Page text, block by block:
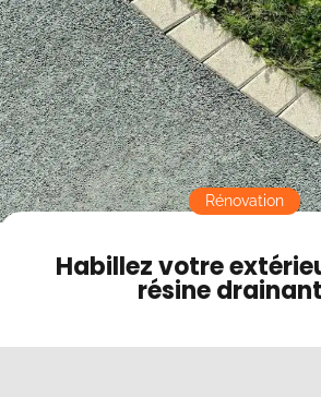
Contact
Mode sombre
Habillez votre
résine
Rénovation